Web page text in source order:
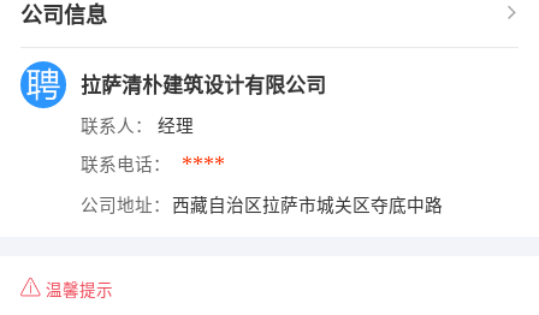
公司信息
拉萨清朴建筑设计有限公司
联系人： 经理
联系电话： ****
公司地址： 西藏自治区拉萨市城关区夺底中路
温馨提示